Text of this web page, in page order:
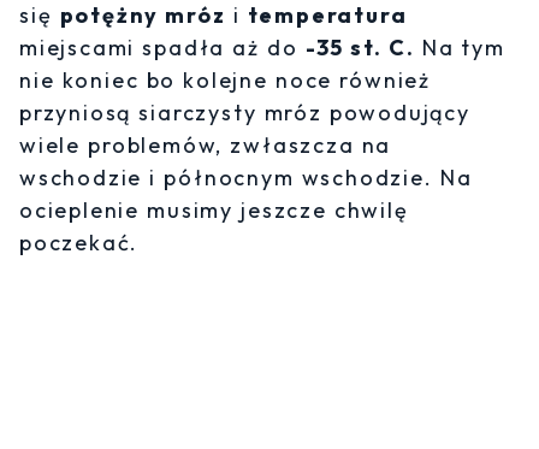
się potężny mróz i temperatura
miejscami spadła aż do -35 st. C. Na tym
nie koniec bo kolejne noce również
przyniosą siarczysty mróz powodujący
wiele problemów, zwłaszcza na
wschodzie i północnym wschodzie. Na
ocieplenie musimy jeszcze chwilę
poczekać.